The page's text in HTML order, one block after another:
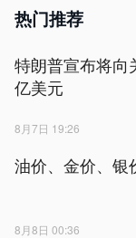
热门推荐
特朗普宣布将向
亿美元
8月7日 19:26
油价、金价、银
8月8日 00:36